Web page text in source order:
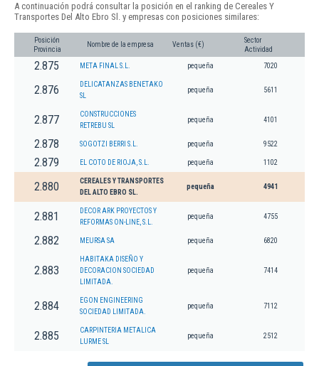
A continuación podrá consultar la posición en el ranking de Cereales Y
Transportes Del Alto Ebro Sl. y empresas con posiciones similares:
Posición
Provincia
Nombre de la empresa Ventas (€)
Sector
Actividad
2.875 META FINAL S.L. pequeña 7020
2.876
DELICATANZAS BENETAKO
SL
pequeña 5611
2.877
CONSTRUCCIONES
RETREBU SL
pequeña 4101
2.878 SOGOTZI BERRI S.L. pequeña 9522
2.879 EL COTO DE RIOJA, S.L. pequeña 1102
2.880
CEREALES Y TRANSPORTES
DEL ALTO EBRO SL.
pequeña 4941
2.881
DECOR ARK PROYECTOS Y
REFORMAS ON-LINE, S.L.
pequeña 4755
2.882 MEURSA SA pequeña 6820
2.883
HABITAKA DISEÑO Y
DECORACION SOCIEDAD
LIMITADA.
pequeña 7414
2.884
EGON ENGINEERING
SOCIEDAD LIMITADA.
pequeña 7112
2.885
CARPINTERIA METALICA
LURME SL
pequeña 2512